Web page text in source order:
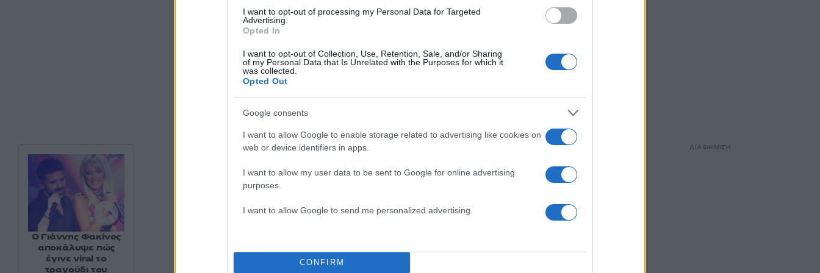
I want to opt-out of processing my Personal Data for Targeted
Advertising.
Opted In
I want to opt-out of Collection, Use, Retention, Sale, and/or Sharing
of my Personal Data that Is Unrelated with the Purposes for which it
was collected.
Opted Out
Google consents
I want to allow Google to enable storage related to advertising like cookies on
web or device identifiers in apps.
I want to allow my user data to be sent to Google for online advertising
purposes.
I want to allow Google to send me personalized advertising.
CONFIRM
Ο Γιάννης Φακίνος
αποκάλυψε πώς
έγινε viral το
τραγούδι του
ΔΙΑΦΗΜΙΣΗ